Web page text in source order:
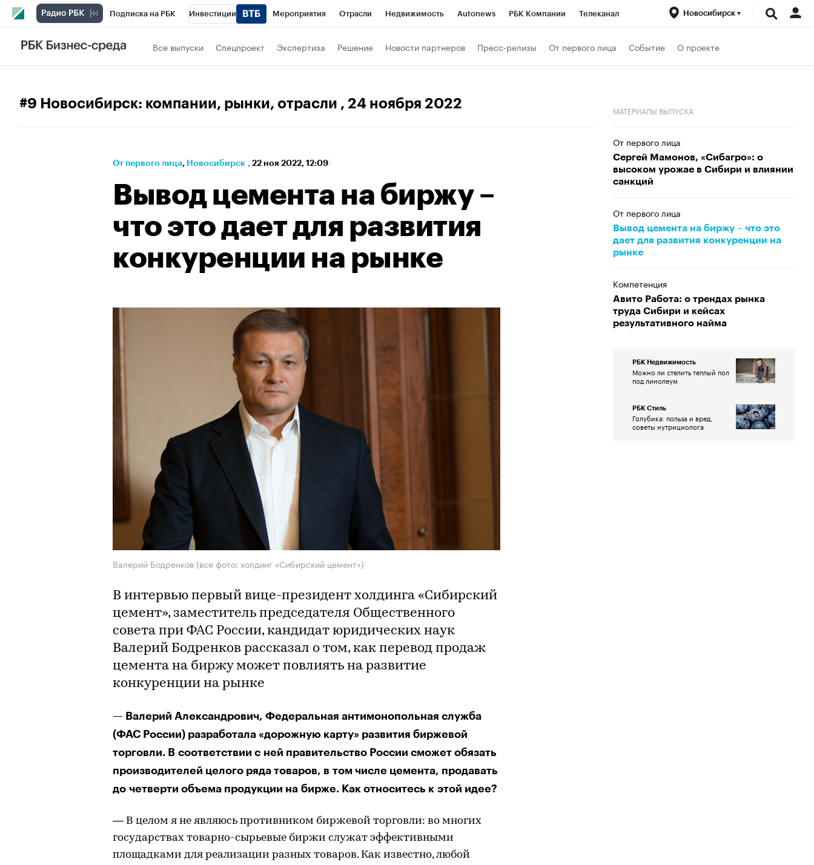
Подписка на РБК Инвестиции Мероприятия Отрасли Недвижимость Autonews РБК Компании Телеканал
РБК Вино
Конференции СПб
Новосибирск
Все выпуски Спецпроект Экспертиза Решение Новости партнеров Пресс-релизы От первого лица Событие О проекте
#9 Новосибирск: компании, рынки, отрасли , 24 ноября 2022
От первого лица⁠, Новосибирск , 22 ноя 2022, 12:09
Вывод цемента на биржу –
что это дает для развития
конкуренции на рынке
Валерий Бодренков (все фото: холдинг «Сибирский цемент»)
В интервью первый вице-президент холдинга «Сибирский
цемент», заместитель председателя Общественного
совета при ФАС России, кандидат юридических наук
Валерий Бодренков рассказал о том, как перевод продаж
цемента на биржу может повлиять на развитие
конкуренции на рынке
— Валерий Александрович, Федеральная антимонопольная служба
(ФАС России) разработала «дорожную карту» развития биржевой
торговли. В соответствии с ней правительство России сможет обязать
производителей целого ряда товаров, в том числе цемента, продавать
до четверти объема продукции на бирже. Как относитесь к этой идее?
— В целом я не являюсь противником биржевой торговли: во многих
государствах товарно-сырьевые биржи служат эффективными
площадками для реализации разных товаров. Как известно, любой
МАТЕРИАЛЫ ВЫПУСКА
От первого лица
Сергей Мамонов, «Сибагро»: о
высоком урожае в Сибири и влиянии
санкций
От первого лица
Вывод цемента на биржу – что это
дает для развития конкуренции на
рынке
Компетенция
Авито Работа: о трендах рынка
труда Сибири и кейсах
результативного найма
РБК Недвижимость
Можно ли стелить теплый пол
под линолеум
РБК Стиль
Голубика: польза и вред,
советы нутрициолога